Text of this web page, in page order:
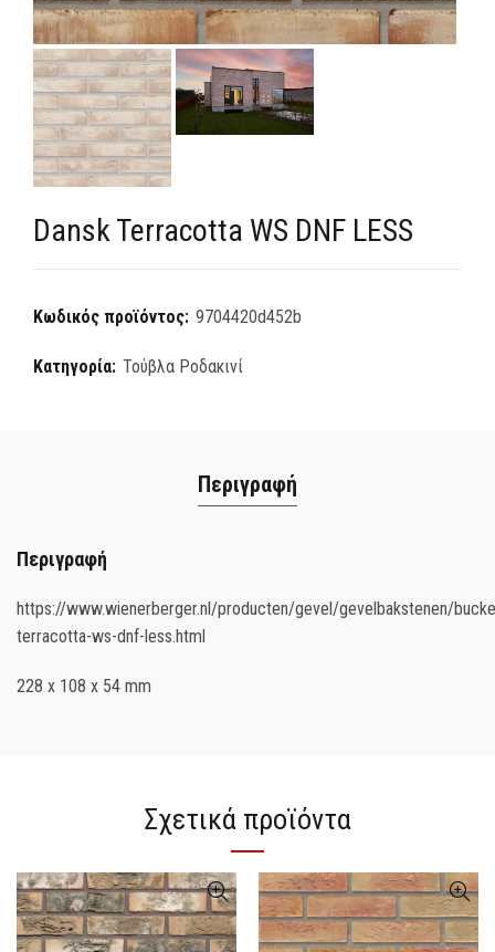
Dansk Terracotta WS DNF LESS
Κωδικός προϊόντος: 9704420d452b
Κατηγορία: Τούβλα Ροδακινί
Περιγραφή
Περιγραφή
https://www.wienerberger.nl/producten/gevel/gevelbakstenen/
terracotta-ws-dnf-less.html
228 x 108 x 54 mm
Σχετικά προϊόντα